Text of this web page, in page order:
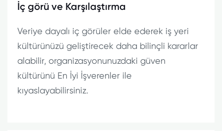
İç görü ve Karşılaştırma
Veriye dayalı iç görüler elde ederek iş yeri
kültürünüzü geliştirecek daha bilinçli kararlar
alabilir, organizasyonunuzdaki güven
kültürünü En İyi İşverenler ile
kıyaslayabilirsiniz.